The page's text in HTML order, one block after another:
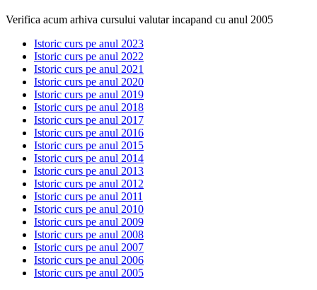
Verifica acum arhiva cursului valutar incapand cu anul 2005
Istoric curs pe anul 2023
Istoric curs pe anul 2022
Istoric curs pe anul 2021
Istoric curs pe anul 2020
Istoric curs pe anul 2019
Istoric curs pe anul 2018
Istoric curs pe anul 2017
Istoric curs pe anul 2016
Istoric curs pe anul 2015
Istoric curs pe anul 2014
Istoric curs pe anul 2013
Istoric curs pe anul 2012
Istoric curs pe anul 2011
Istoric curs pe anul 2010
Istoric curs pe anul 2009
Istoric curs pe anul 2008
Istoric curs pe anul 2007
Istoric curs pe anul 2006
Istoric curs pe anul 2005